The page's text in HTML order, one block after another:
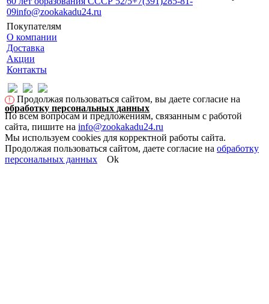
09info@zookakadu24.ru
Покупателям
О компании
Доставка
Акции
Контакты
!
Продолжая пользоваться сайтом, вы даете согласие на
обработку персональных данных
По всем вопросам и предложениям, связанным с работой
сайта, пишите на info@zookakadu24.ru
Мы используем cookies для корректной работы сайта.
Продолжая пользоваться сайтом, даете согласие на обработку
персональных данных
Ok